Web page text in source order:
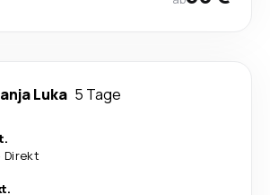
Luka 5 Tage
Direkt